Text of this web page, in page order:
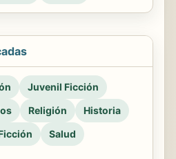
Juvenil Ficción
Religión
Historia
Salud